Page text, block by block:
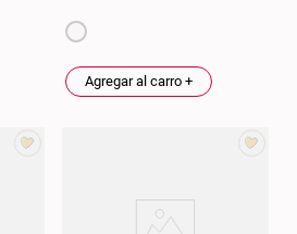
Agregar al carro +